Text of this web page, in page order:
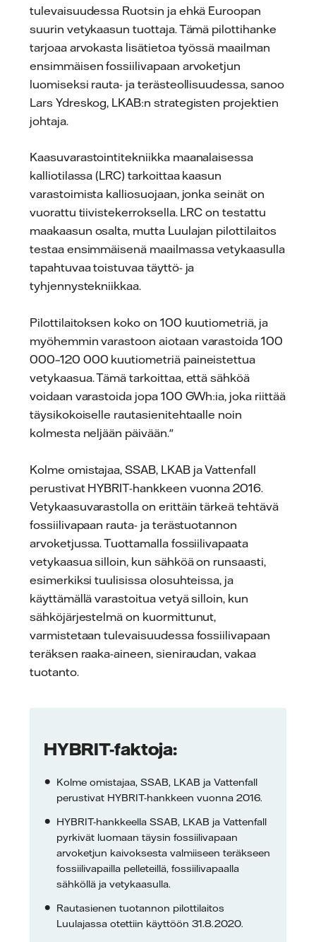
tulevaisuudessa Ruotsin ja ehkä Euroopan
suurin vetykaasun tuottaja. Tämä pilottihanke
tarjoaa arvokasta lisätietoa työssä maailman
ensimmäisen fossiilivapaan arvoketjun
luomiseksi rauta- ja terästeollisuudessa, sanoo
Lars Ydreskog, LKAB:n strategisten projektien
johtaja.
Kaasuvarastointitekniikka maanalaisessa
kalliotilassa (LRC) tarkoittaa kaasun
varastoimista kalliosuojaan, jonka seinät on
vuorattu tiivistekerroksella. LRC on testattu
maakaasun osalta, mutta Luulajan pilottilaitos
testaa ensimmäisenä maailmassa vetykaasulla
tapahtuvaa toistuvaa täyttö- ja
tyhjennystekniikkaa.
Pilottilaitoksen koko on 100 kuutiometriä, ja
myöhemmin varastoon aiotaan varastoida 100
000–120 000 kuutiometriä paineistettua
vetykaasua. Tämä tarkoittaa, että sähköä
voidaan varastoida jopa 100 GWh:ia, joka riittää
täysikokoiselle rautasienitehtaalle noin
kolmesta neljään päivään."
Kolme omistajaa, SSAB, LKAB ja Vattenfall
perustivat HYBRIT-hankkeen vuonna 2016.
Vetykaasuvarastolla on erittäin tärkeä tehtävä
fossiilivapaan rauta- ja terästuotannon
arvoketjussa. Tuottamalla fossiilivapaata
vetykaasua silloin, kun sähköä on runsaasti,
esimerkiksi tuulisissa olosuhteissa, ja
käyttämällä varastoitua vetyä silloin, kun
sähköjärjestelmä on kuormittunut,
varmistetaan tulevaisuudessa fossiilivapaan
teräksen raaka-aineen, sieniraudan, vakaa
tuotanto.
HYBRIT-faktoja:
Kolme omistajaa, SSAB, LKAB ja Vattenfall
perustivat HYBRIT-hankkeen vuonna 2016.
HYBRIT-hankkeella SSAB, LKAB ja Vattenfall
pyrkivät luomaan täysin fossiilivapaan
arvoketjun kaivoksesta valmiiseen teräkseen
fossiilivapailla pelleteillä, fossiilivapaalla
sähköllä ja vetykaasulla.
Rautasienen tuotannon pilottilaitos
Luulajassa otettiin käyttöön 31.8.2020.